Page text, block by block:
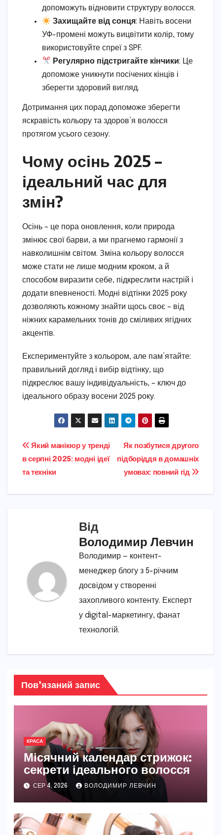
допоможуть відновити структуру волосся.
Захищайте від сонця: Навіть восени
УФ-промені можуть вицвітити колір, тому
використовуйте спреї з SPF.
Регулярно підстригайте кінчики: Це
допоможе уникнути посічених кінців і
зберегти здоровий вигляд.
Дотримання цих порад допоможе зберегти
яскравість кольору та здоров’я волосся
протягом усього сезону.
Чому осінь 2025 –
ідеальний час для
змін?
Осінь – це пора оновлення, коли природа
змінює свої барви, а ми прагнемо гармонії з
навколишнім світом. Зміна кольору волосся
може стати не лише модним кроком, а й
способом виразити себе, підкреслити настрій і
додати впевненості. Модні відтінки 2025 року
дозволяють кожному знайти щось своє – від
ніжних карамельних тонів до сміливих ягідних
акцентів.
Експериментуйте з кольором, але пам’ятайте:
правильний догляд і вибір відтінку, що
підкреслює вашу індивідуальність, – ключ до
ідеального образу восени 2025 року.
Навігація
записів
Як позбутися другого
підборіддя в домашніх
умовах: повний гід
Який манікюр у тренді
в серпні 2025: модні ідеї
та техніки
Від
Володимир Левчин
Володимир — контент-
менеджер блогу з 5-річним
досвідом у створенні
захопливого контенту. Експерт
у digital-маркетингу, фанат
технологій.
Пов’язаний запис
КРАСА
Місячний календар стрижок:
секрети ідеального волосся
СЕР 4, 2026 ВОЛОДИМИР ЛЕВЧИН